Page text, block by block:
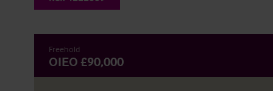
Freehold
OIEO £90,000